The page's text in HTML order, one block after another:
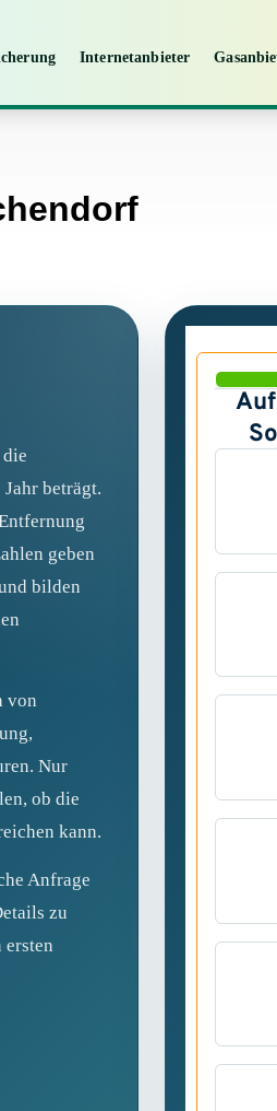
Internetanbieter
beträgt.
geben
bilden
von
Nur
ob die
kann.
Anfrage
zu